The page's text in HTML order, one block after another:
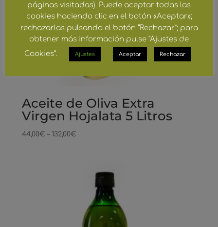
Aceite de Oliva Extra
Virgen Hojalata 5 Litros
44,00€ – 132,00€
páginas visitadas). Puede aceptar todas las
cookies haciendo clic en el botón «Aceptar»;
rechazarlas pulsando el botón “Rechazar”; para
obtener más información pulse “Ajustes de
Cookies”.
Ajustes Aceptar Rechazar